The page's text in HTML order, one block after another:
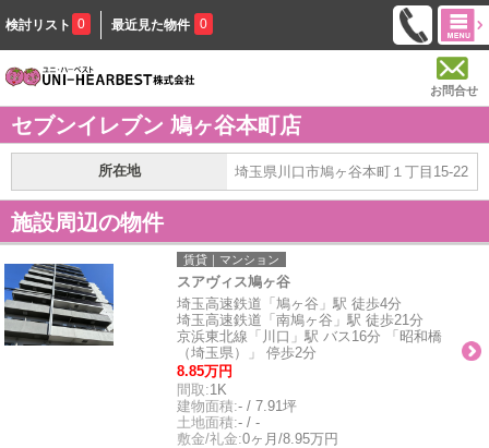
検討リスト 0 最近見た物件 0
お問合せ
セブンイレブン 鳩ヶ谷本町店
所在地 埼玉県川口市鳩ヶ谷本町１丁目15-22
施設周辺の物件
賃貸｜マンション
スアヴィス鳩ヶ谷
埼玉高速鉄道「鳩ヶ谷」駅 徒歩4分
埼玉高速鉄道「南鳩ヶ谷」駅 徒歩21分
京浜東北線「川口」駅 バス16分 「昭和橋
（埼玉県）」 停歩2分
8.85万円
間取:1K
建物面積:- / 7.91坪
土地面積:- / -
敷金/礼金:0ヶ月/8.95万円